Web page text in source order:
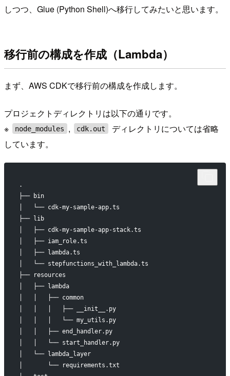
しつつ、Glue (Python Shell)へ移行してみたいと思います。
移行前の構成を作成（Lambda）
まず、AWS CDKで移行前の構成を作成します。
プロジェクトディレクトリは以下の通りです。
※
node_modules , cdk.out
ディレクトリについては省略
しています。
.
├── bin
│   └── cdk-my-sample-app.ts
├── lib
│   ├── cdk-my-sample-app-stack.ts
│   ├── iam_role.ts
│   ├── lambda.ts
│   └── stepfunctions_with_lambda.ts
├── resources
│   ├── lambda
│   │   ├── common
│   │   │   ├── __init__.py
│   │   │   └── my_utils.py
│   │   ├── end_handler.py
│   │   └── start_handler.py
│   └── lambda_layer
│       └── requirements.txt